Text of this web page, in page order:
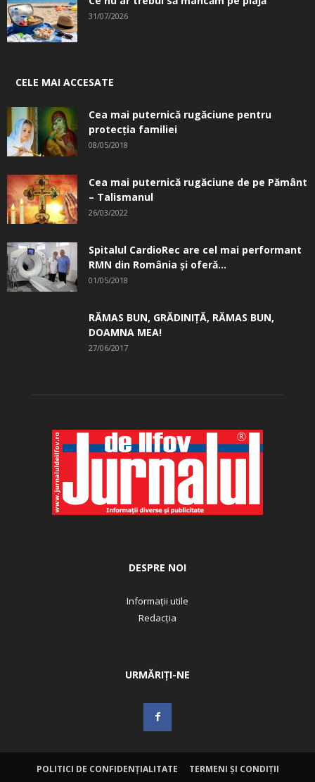
31/07/2026
CELE MAI ACCESATE
Cea mai puternică rugăciune pentru
protecția familiei
08/05/2018
Cea mai puternică rugăciune de pe Pământ
– Talismanul
26/03/2022
Spitalul CardioRec are cel mai performant
RMN din România și oferă...
01/05/2018
RĂMAS BUN, GRĂDINIŢĂ, ­RĂMAS BUN,
DOAMNA MEA!
27/06/2017
DESPRE NOI
Informații utile
Redacția
URMĂRIȚI-NE
POLITICI DE CONFIDENȚIALITATE TERMENI ȘI CONDIȚII